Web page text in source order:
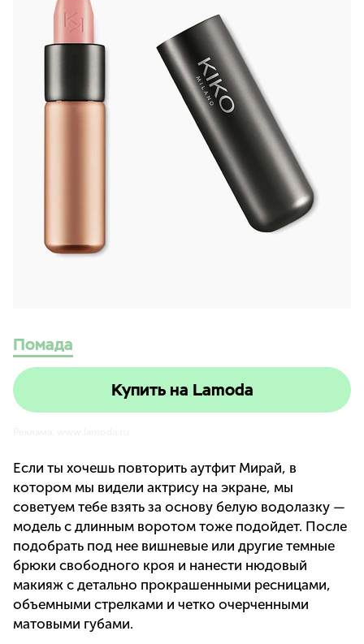
Помада
Купить на Lamoda
Если ты хочешь повторить аутфит Мирай, в
котором мы видели актрису на экране, мы
советуем тебе взять за основу белую водолазку —
модель с длинным воротом тоже подойдет. После
подобрать под нее вишневые или другие темные
брюки свободного кроя и нанести нюдовый
макияж с детально прокрашенными ресницами,
объемными стрелками и четко очерченными
матовыми губами.